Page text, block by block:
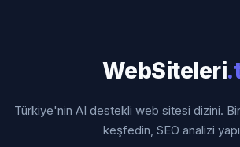
WebSiteleri
Türkiye'nin AI destekli web sitesi dizini.
keşfedin, SEO analizi